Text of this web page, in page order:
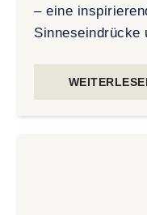
– eine
Sinneseindrücke